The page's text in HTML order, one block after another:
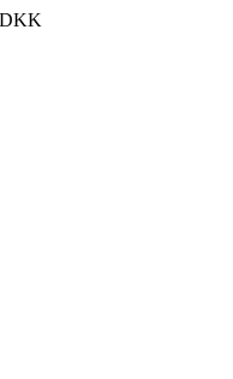
DKK